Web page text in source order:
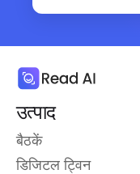
उत्पाद
बैठकें
डिजिटल ट्विन